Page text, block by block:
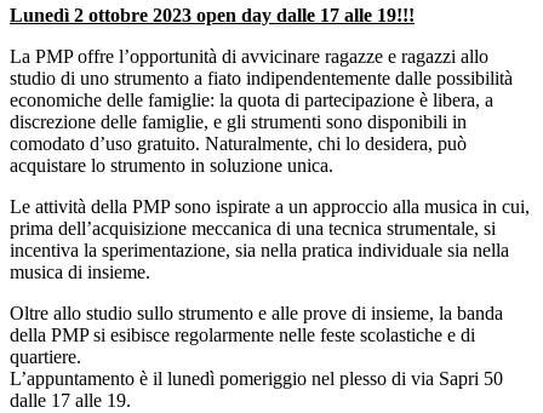
Lunedì 2 ottobre 2023 open day dalle 17 alle 19!!!
La PMP offre l’opportunità di avvicinare ragazze e ragazzi allo
studio di uno strumento a fiato indipendentemente dalle possibilità
economiche delle famiglie: la quota di partecipazione è libera, a
discrezione delle famiglie, e gli strumenti sono disponibili in
comodato d’uso gratuito. Naturalmente, chi lo desidera, può
acquistare lo strumento in soluzione unica.
Le attività della PMP sono ispirate a un approccio alla musica in cui,
prima dell’acquisizione meccanica di una tecnica strumentale, si
incentiva la sperimentazione, sia nella pratica individuale sia nella
musica di insieme.
Oltre allo studio sullo strumento e alle prove di insieme, la banda
della PMP si esibisce regolarmente nelle feste scolastiche e di
quartiere.
L’appuntamento è il lunedì pomeriggio nel plesso di via Sapri 50
dalle 17 alle 19.